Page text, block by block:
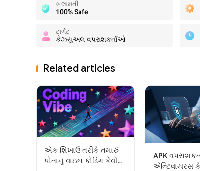
સલામતી
100% Safe
ટાર્ગેટ
કેઝ્યુઅલ વપરાશકર્તાઓ
Related articles
એક શિખાઉ તરીકે તમારું
પોતાનું વાઇબ કોડિંગ કેવી
APK
એન્ટિવાયરસ